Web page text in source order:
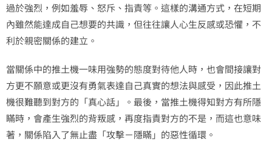
過於強烈，例如羞辱、怒斥、指責等。這樣的溝通方式，在短期
內雖然能達成自己想要的共識，但往往讓人心生反感或恐懼，不
利於親密關係的建立。
當關係中的推土機一味用強勢的態度對待他人時，也會間接讓對
方更不願意或更沒有勇氣表達自己真實的想法與感受，因此推土
機很難聽到對方的「真心話」。最後，當推土機得知對方有所隱
瞞時，會產生強烈的背叛感，再度指責對方的不是，而這也意味
著，關係陷入了無止盡「攻擊－隱瞞」的惡性循環。